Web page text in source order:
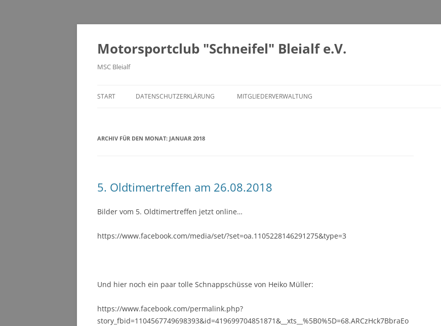
Motorsportclub "Schneifel" Bleialf e.V.
MSC Bleialf
START DATENSCHUTZERKLÄRUNG MITGLIEDERVERWALTUNG
ARCHIV FÜR DEN MONAT: JANUAR 2018
5. Oldtimertreffen am 26.08.2018
Bilder vom 5. Oldtimertreffen jetzt online…
https://www.facebook.com/media/set/?set=oa.1105228146291275&type=3
Und hier noch ein paar tolle Schnappschüsse von Heiko Müller:
https://www.facebook.com/permalink.php?
story_fbid=1104567749698393&id=419699704851871&__xts__%5B0%5D=68.ARCzHck7BbraEo